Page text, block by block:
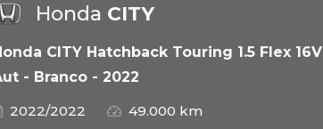
Honda CITY
CITY Hatchback Touring 1.5 Flex 16V
- Branco - 2022
2022/2022
49.000 km